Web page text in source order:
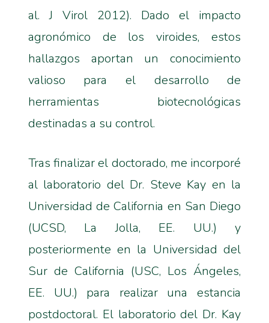
al. J Virol 2012). Dado el impacto
agronómico de los viroides, estos
hallazgos aportan un conocimiento
valioso para el desarrollo de
herramientas biotecnológicas
destinadas a su control.
Tras finalizar el doctorado, me incorporé
al laboratorio del Dr. Steve Kay en la
Universidad de California en San Diego
(UCSD, La Jolla, EE. UU.) y
posteriormente en la Universidad del
Sur de California (USC, Los Ángeles,
EE. UU.) para realizar una estancia
postdoctoral. El laboratorio del Dr. Kay